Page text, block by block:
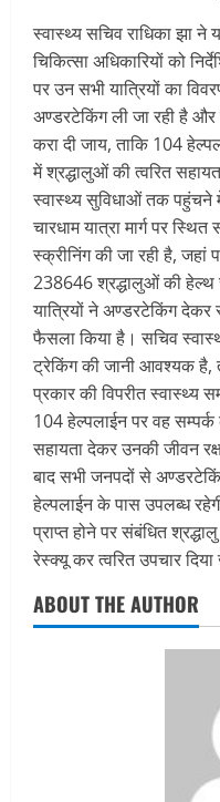
स्वास्थ्य सचिव राधिका झा
चिकित्सा अधिकारियों को
पर उन सभी यात्रियों का
अण्डरटेकिंग ली जा रही है
करा दी जाय, ताकि 104
में श्रद्धालुओं की त्वरित
स्वास्थ्य सुविधाओं तक पहुंचने
चारधाम यात्रा मार्ग पर
स्क्रीनिंग की जा रही है,
238646 श्रद्धालुओं की हेल्थ
यात्रियों ने अण्डरटेकिंग देकर
फैसला किया है। सचिव
ट्रेकिंग की जानी आवश्यक है,
प्रकार की विपरीत स्वास्थ्य
104 हेल्पलाईन पर वह
सहायता देकर उनकी जीवन
बाद सभी जनपदों से
हेल्पलाईन के पास उपलब्ध
प्राप्त होने पर संबंधित
रेस्क्यू कर त्वरित उपचार
ABOUT THE AUTHOR